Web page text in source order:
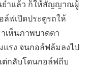
ยำแล้ว ก็ให้สัญญาณผู้
ฟเปิดประตูรถให้
เห็นภาพบาดตา
แรง จนกอล์ฟล้มลงไป
ต่กลับโดนกอล์ฟถีบ